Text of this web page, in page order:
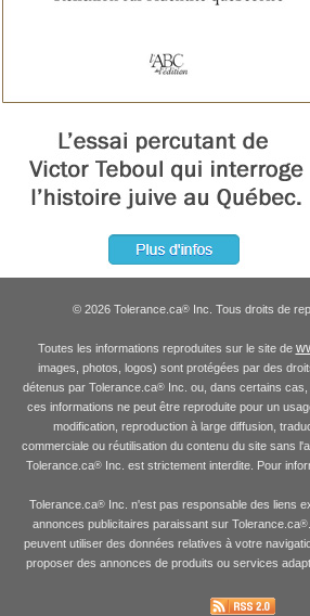
© 2026 Tolerance.ca®Inc. Tous droits de
Toutes les informations reproduites sur le site de
images, photos, logos) sont protégées par des
détenus par Tolerance.ca® Inc. ou, dans certains
ces informations ne peut être reproduite pour un
modification, reproduction à large diffusion,
commerciale ou réutilisation du contenu du site sans
Tolerance.ca® Inc. est strictement interdite. Pour
Tolerance.ca® Inc. n'est pas responsable des liens
annonces publicitaires paraissant sur Tolerance.ca®
peuvent utiliser des données relatives à votre
proposer des annonces de produits ou services